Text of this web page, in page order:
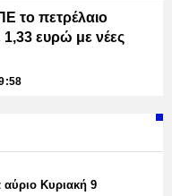
το πετρέλαιο
ευρώ με νέες
Κυριακή 9